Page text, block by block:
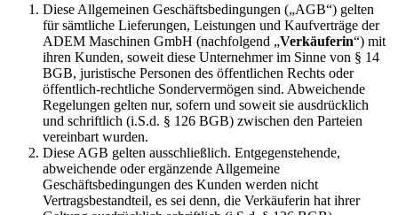
Diese Allgemeinen Geschäftsbedingungen („AGB“) gelten
für sämtliche Lieferungen, Leistungen und Kaufverträge der
ADEM Maschinen GmbH (nachfolgend „Verkäuferin“) mit
ihren Kunden, soweit diese Unternehmer im Sinne von § 14
BGB, juristische Personen des öffentlichen Rechts oder
öffentlich-rechtliche Sondervermögen sind. Abweichende
Regelungen gelten nur, sofern und soweit sie ausdrücklich
und schriftlich (i.S.d. § 126 BGB) zwischen den Parteien
vereinbart wurden.
Diese AGB gelten ausschließlich. Entgegenstehende,
abweichende oder ergänzende Allgemeine
Geschäftsbedingungen des Kunden werden nicht
Vertragsbestandteil, es sei denn, die Verkäuferin hat ihrer